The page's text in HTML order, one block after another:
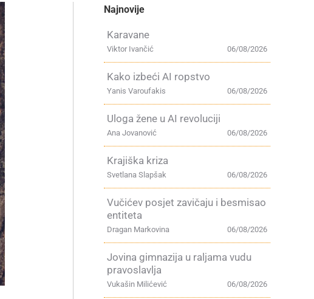
Najnovije
Karavane
06/08/2026
Viktor Ivančić
Kako izbeći AI ropstvo
06/08/2026
Yanis Varoufakis
Uloga žene u AI revoluciji
06/08/2026
Ana Jovanović
Krajiška kriza
06/08/2026
Svetlana Slapšak
Vučićev posjet zavičaju i besmisao
entiteta
06/08/2026
Dragan Markovina
Jovina gimnazija u raljama vudu
pravoslavlja
06/08/2026
Vukašin Milićević